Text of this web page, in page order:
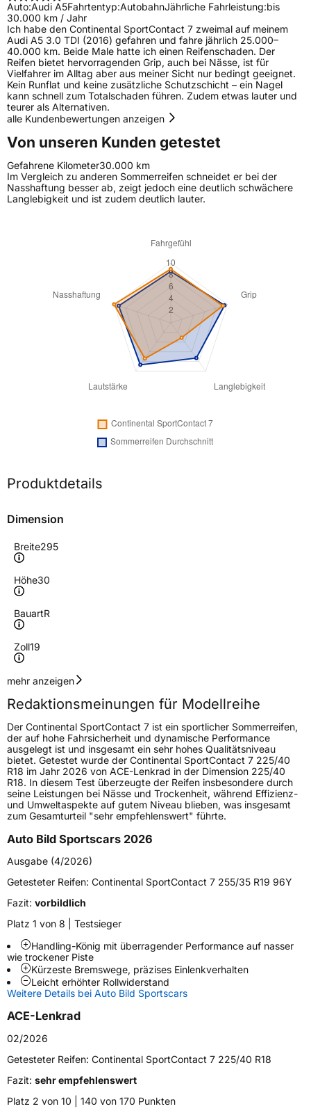
Auto:Audi A5Fahrtentyp:AutobahnJährliche Fahrleistung:bis
30.000 km / Jahr
Ich habe den Continental SportContact 7 zweimal auf meinem
Audi A5 3.0 TDI (2016) gefahren und fahre jährlich 25.000–
40.000 km. Beide Male hatte ich einen Reifenschaden. Der
Reifen bietet hervorragenden Grip, auch bei Nässe, ist für
Vielfahrer im Alltag aber aus meiner Sicht nur bedingt geeignet.
Kein Runflat und keine zusätzliche Schutzschicht – ein Nagel
kann schnell zum Totalschaden führen. Zudem etwas lauter und
teurer als Alternativen.
alle Kundenbewertungen anzeigen
Von unseren Kunden getestet
Gefahrene Kilometer30.000 km
Im Vergleich zu anderen Sommerreifen schneidet er bei der
Nasshaftung besser ab, zeigt jedoch eine deutlich schwächere
Langlebigkeit und ist zudem deutlich lauter.
Produktdetails
Dimension
Breite295
Höhe30
BauartR
Zoll19
Geschwindigkeitsindex
Höchstgeschwindigkeit
300 km/h
Lastindex100
Höchstlast800 kg
Gewicht (in kg)12,042 kg
Generelle Merkmale
FahrzeugtypPKW
VerwendungSommerreifen
ModellnameSportContact 7
FahrzeugartPKW & SUV
Weitere Eigenschaften
SchlauchtypTL
Zustand Neureifen
Verstärkt
FelgenschutzFR
mehr anzeigen
Redaktionsmeinungen für Modellreihe
Der Continental SportContact 7 ist ein sportlicher Sommerreifen,
der auf hohe Fahrsicherheit und dynamische Performance
ausgelegt ist und insgesamt ein sehr hohes Qualitätsniveau
bietet. Getestet wurde der Continental SportContact 7 225/40
R18 im Jahr 2026 von ACE-Lenkrad in der Dimension 225/40
R18. In diesem Test überzeugte der Reifen insbesondere durch
seine Leistungen bei Nässe und Trockenheit, während Effizienz-
und Umweltaspekte auf gutem Niveau blieben, was insgesamt
zum Gesamturteil "sehr empfehlenswert" führte.
Auto Bild Sportscars 2026
Ausgabe (4/2026)
Getesteter Reifen: Continental SportContact 7 255/35 R19 96Y
Fazit: vorbildlich
Platz 1 von 8 | Testsieger
Handling-König mit überragender Performance auf nasser
wie trockener Piste
Kürzeste Bremswege, präzises Einlenkverhalten
Leicht erhöhter Rollwiderstand
Weitere Details bei Auto Bild Sportscars
ACE-Lenkrad
02/2026
Getesteter Reifen: Continental SportContact 7 225/40 R18
Fazit: sehr empfehlenswert
Platz 2 von 10 | 140 von 170 Punkten